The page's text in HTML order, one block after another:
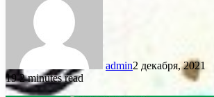
admin2 декабря, 2021
192 minutes read